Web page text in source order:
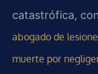
catastrófica,
abogado de
muerte por